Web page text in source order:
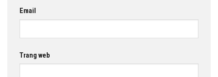
Email
Trang web